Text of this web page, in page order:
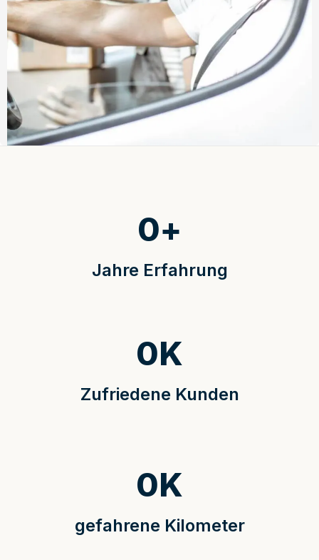
Jahre Erfahrung
0+
Zufriedene Kunden
0K
gefahrene Kilometer
0K